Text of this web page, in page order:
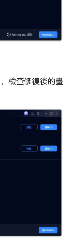
檢查修復後的畫